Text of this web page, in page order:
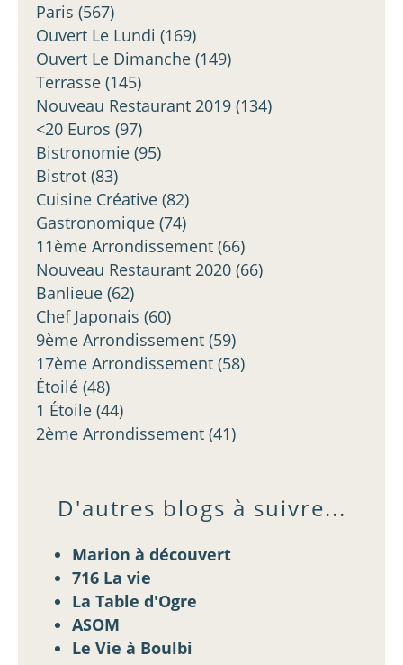
Paris (567)
Ouvert Le Lundi (169)
Ouvert Le Dimanche (149)
Terrasse (145)
Nouveau Restaurant 2019 (134)
<20 Euros (97)
Bistronomie (95)
Bistrot (83)
Cuisine Créative (82)
Gastronomique (74)
11ème Arrondissement (66)
Nouveau Restaurant 2020 (66)
Banlieue (62)
Chef Japonais (60)
9ème Arrondissement (59)
17ème Arrondissement (58)
Étoilé (48)
1 Étoile (44)
2ème Arrondissement (41)
D'autres blogs à suivre...
Marion à découvert
716 La vie
La Table d'Ogre
ASOM
Le Vie à Boulbi